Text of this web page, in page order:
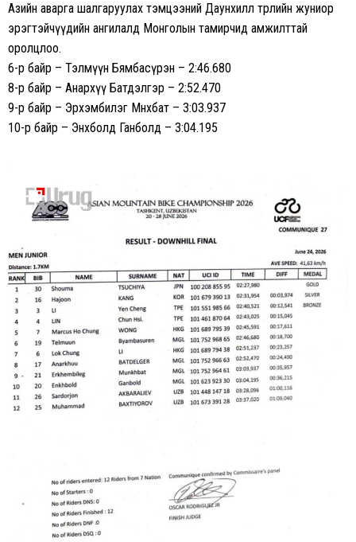
Азийн аварга шалгаруулах тэмцээний Даунхилл төрлийн жуниор
эрэгтэйчүүдийн ангилалд Монголын тамирчид амжилттай
оролцлоо.
6-р байр – Тэлмүүн Бямбасүрэн – 2:46.680
8-р байр – Анархүү Батдэлгэр – 2:52.470
9-р байр – Эрхэмбилэг Мөнхбат – 3:03.937
10-р байр – Энхболд Ганболд – 3:04.195